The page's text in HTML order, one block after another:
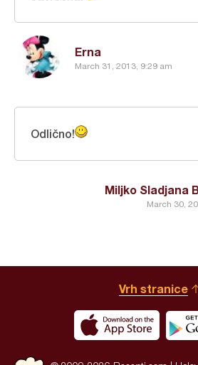
Erna
March 31, 2013, 9:29 am
Miljko Sladjana
March 30,
Odlično!
Vrh stranice